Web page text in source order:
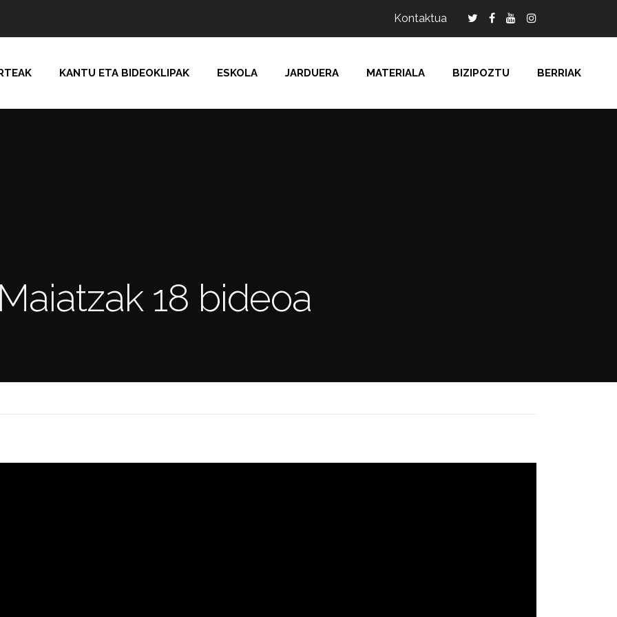
Kontaktua
KANTU ETA BIDEOKLIPAK ESKOLA JARDUERA MATERIALA BIZIPOZTU BERRIAK
Maiatzak 18 bideoa